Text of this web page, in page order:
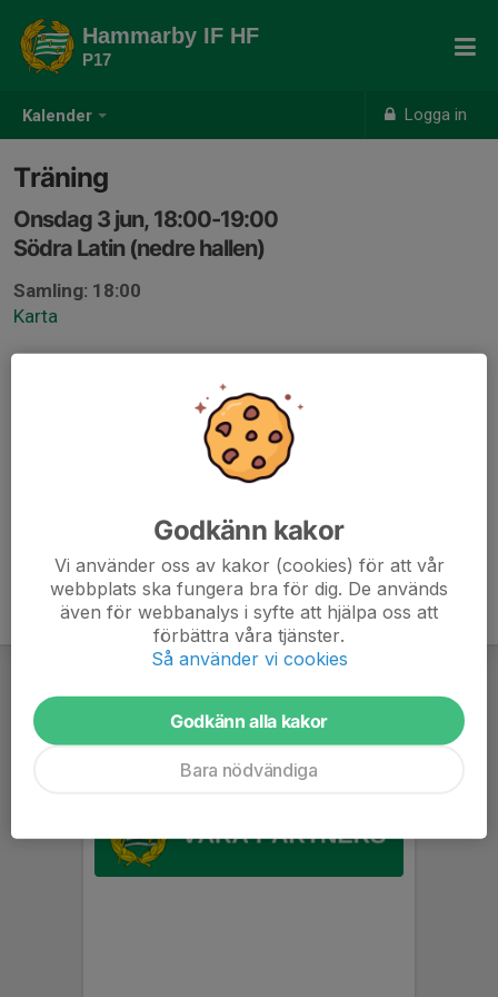
Kalender Logga in
Hammarby IF HF
P17
Träning
Onsdag 3 jun, 18:00-19:00
Södra Latin (nedre hallen)
Samling: 18:00
Karta
Godkänn kakor
Vi använder oss av kakor (cookies) för att vår
webbplats ska fungera bra för dig. De används
även för webbanalys i syfte att hjälpa oss att
förbättra våra tjänster.
Så använder vi cookies
Godkänn alla kakor
Bara nödvändiga